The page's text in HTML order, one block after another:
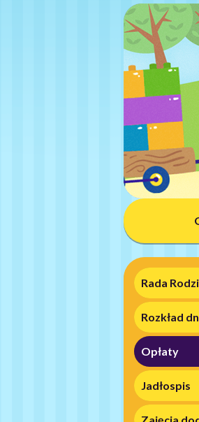
Rada
Rozkład
Opłaty
Jadłospis
Zajęcia